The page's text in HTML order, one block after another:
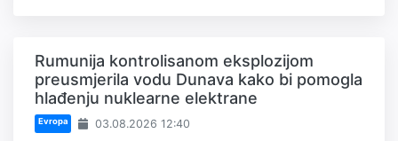
Rumunija kontrolisanom eksplozijom
preusmjerila vodu Dunava kako bi pomogla
hlađenju nuklearne elektrane
Evropa 03.08.2026 12:40